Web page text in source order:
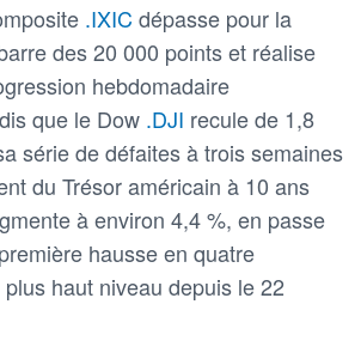
.IXIC dépasse pour la
des 20 000 points et réalise
hebdomadaire
que le Dow .DJI recule de 1,8
série de défaites à trois semaines
du Trésor américain à 10 ans
à environ 4,4 %, en passe
hausse en quatre
haut niveau depuis le 22